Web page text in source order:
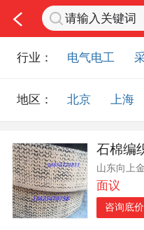
行业： 电气电工
排水设备
化工化学
应急救援
农业机械
地区： 北京 上海
山东
内蒙
辽宁
江苏
湖南
安徽
江西
陕西
山东向上
面议
咨询底价